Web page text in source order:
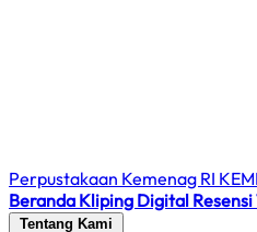
Perpustakaan Kemenag RI
Beranda Kliping Digital Resensi
Tentang Kami